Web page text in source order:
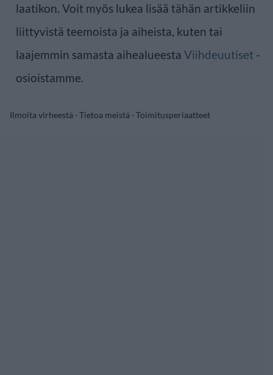
laatikon. Voit myös lukea lisää tähän artikkeliin
liittyvistä teemoista ja aiheista, kuten tai
laajemmin samasta aihealueesta Viihdeuutiset -
osioistamme.
Ilmoita virheestä · Tietoa meistä · Toimitusperiaatteet